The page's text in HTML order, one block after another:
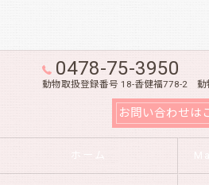
0478-75-3950
動物取扱登録番号 18-香健福778-2 動
お問い合わせは
ホーム